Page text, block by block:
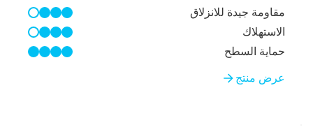
مقاومة جيدة للانزلاق
3/4
الاستهلاك
3/4
حماية السطح
4/4
عرض منتج